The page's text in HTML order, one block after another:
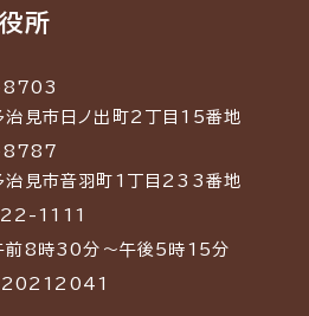
所
8703
治見市日ノ出町2丁目15番地
8787
治見市音羽町1丁目233番地
1111
8時30分～午後5時15分